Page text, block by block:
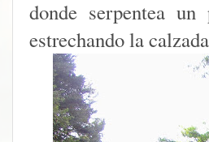
donde serpentea
estrechando la